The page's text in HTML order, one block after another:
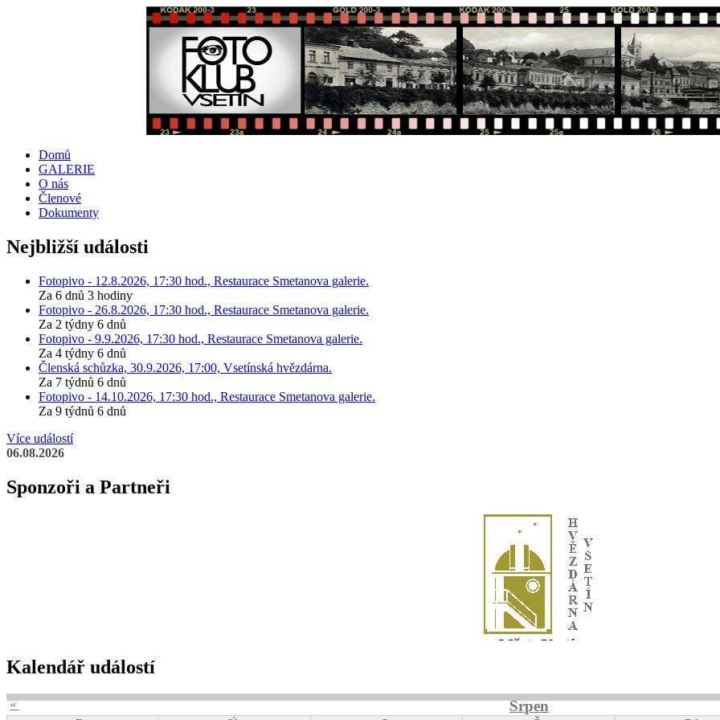
Domů
GALERIE
O nás
Členové
Dokumenty
Nejbližší události
Fotopivo - 12.8.2026, 17:30 hod., Restaurace Smetanova galerie.
Za 6 dnů 3 hodiny
Fotopivo - 26.8.2026, 17:30 hod., Restaurace Smetanova galerie.
Za 2 týdny 6 dnů
Fotopivo - 9.9.2026, 17:30 hod., Restaurace Smetanova galerie.
Za 4 týdny 6 dnů
Členská schůzka, 30.9.2026, 17:00, Vsetínská hvězdárna.
Za 7 týdnů 6 dnů
Fotopivo - 14.10.2026, 17:30 hod., Restaurace Smetanova galerie.
Za 9 týdnů 6 dnů
Více událostí
06.08.2026
Sponzoři a Partneři
Kalendář událostí
« Srpen